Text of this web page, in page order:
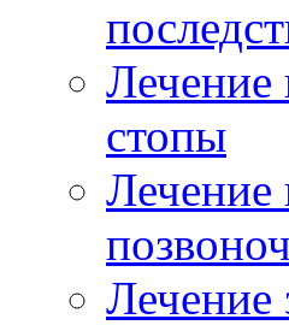
Лечение
стопы
Лечение
Лечение